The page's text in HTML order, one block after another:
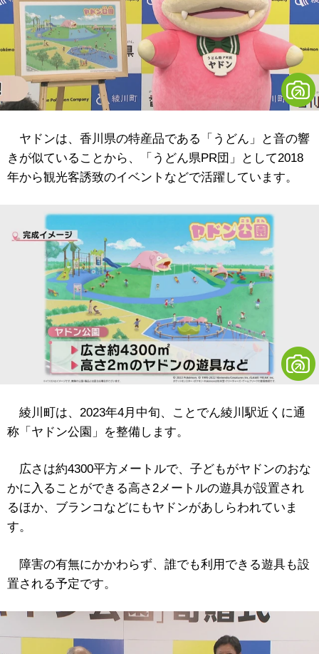
ヤドンは、香川県の特産品である「うどん」と音の響
きが似ていることから、「うどん県PR団」として2018
年から観光客誘致のイベントなどで活躍しています。
綾川町は、2023年4月中旬、ことでん綾川駅近くに通
称「ヤドン公園」を整備します。
広さは約4300平方メートルで、子どもがヤドンのおな
かに入ることができる高さ2メートルの遊具が設置され
るほか、ブランコなどにもヤドンがあしらわれていま
す。
障害の有無にかかわらず、誰でも利用できる遊具も設
置される予定です。